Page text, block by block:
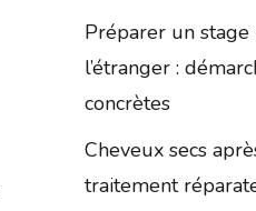
Préparer un
l’étranger :
concrètes
Cheveux secs
traitement